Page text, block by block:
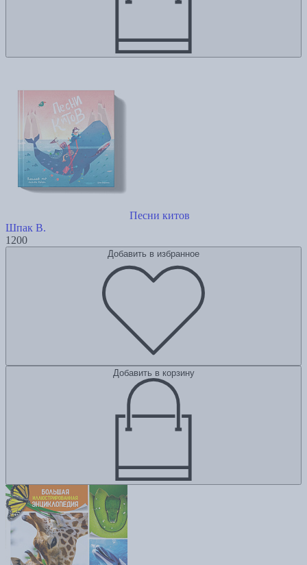
Песни китов
Шпак В.
1200
Добавить в избранное
Добавить в корзину